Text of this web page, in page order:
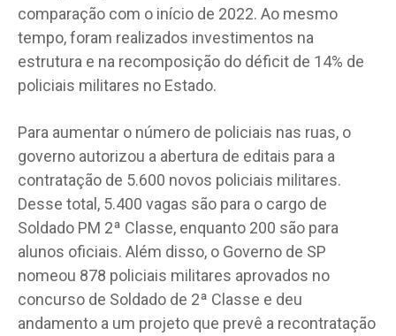
comparação com o início de 2022. Ao mesmo
tempo, foram realizados investimentos na
estrutura e na recomposição do déficit de 14% de
policiais militares no Estado.
Para aumentar o número de policiais nas ruas, o
governo autorizou a abertura de editais para a
contratação de 5.600 novos policiais militares.
Desse total, 5.400 vagas são para o cargo de
Soldado PM 2ª Classe, enquanto 200 são para
alunos oficiais. Além disso, o Governo de SP
nomeou 878 policiais militares aprovados no
concurso de Soldado de 2ª Classe e deu
andamento a um projeto que prevê a recontratação